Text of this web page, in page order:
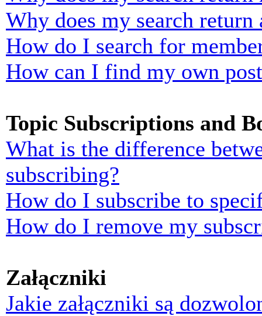
Why does my search return
How do I search for
How can I find my own
Topic Subscriptions and
What is the difference
subscribing?
How do I subscribe to
How do I remove my
Załączniki
Jakie załączniki są